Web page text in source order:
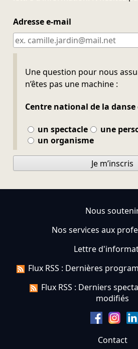
Adresse e-mail
Une question pour nous
n’êtes pas une machine :
Centre national de la danse
un spectacle
une
un organisme
Ne pas remplir
Je m’inscris
Nous
Nos services aux
Lettre
Flux RSS : Dernières
Flux RSS : Derniers
modifiés
Contact